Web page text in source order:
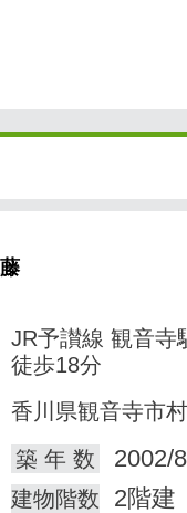
JR予讃線 観音寺
徒歩18分
香川県観音寺市
築 年 数
2002/
建物階数 2階建